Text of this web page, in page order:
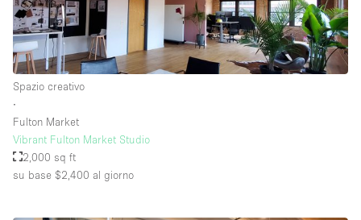
Spazio creativo
∙
Fulton Market
Vibrant Fulton Market Studio
2,000 sq ft
su base $2,400 al giorno